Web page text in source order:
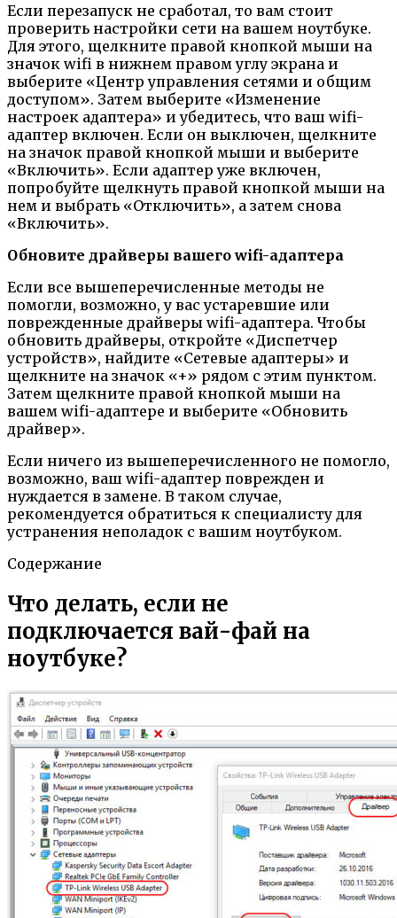
Если перезапуск не сработал, то вам стоит
проверить настройки сети на вашем ноутбуке.
Для этого, щелкните правой кнопкой мыши на
значок wifi в нижнем правом углу экрана и
выберите «Центр управления сетями и общим
доступом». Затем выберите «Изменение
настроек адаптера» и убедитесь, что ваш wifi-
адаптер включен. Если он выключен, щелкните
на значок правой кнопкой мыши и выберите
«Включить». Если адаптер уже включен,
попробуйте щелкнуть правой кнопкой мыши на
нем и выбрать «Отключить», а затем снова
«Включить».
Обновите драйверы вашего wifi-адаптера
Если все вышеперечисленные методы не
помогли, возможно, у вас устаревшие или
поврежденные драйверы wifi-адаптера. Чтобы
обновить драйверы, откройте «Диспетчер
устройств», найдите «Сетевые адаптеры» и
щелкните на значок «+» рядом с этим пунктом.
Затем щелкните правой кнопкой мыши на
вашем wifi-адаптере и выберите «Обновить
драйвер».
Если ничего из вышеперечисленного не помогло,
возможно, ваш wifi-адаптер поврежден и
нуждается в замене. В таком случае,
рекомендуется обратиться к специалисту для
устранения неполадок с вашим ноутбуком.
Содержание
Что делать, если не
подключается вай-фай на
ноутбуке?